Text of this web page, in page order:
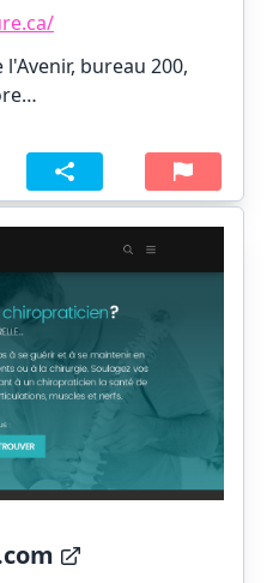
bureau 200,